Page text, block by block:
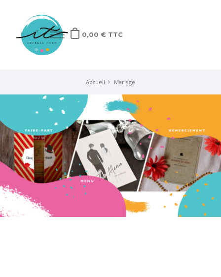
Anniversaire
Autres
Pros
Sur-mesure
0,00 € TTC
Accueil Mariage